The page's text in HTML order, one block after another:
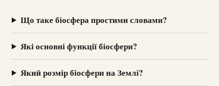
Що таке біосфера простими словами?
Які основні функції біосфери?
Який розмір біосфери на Землі?